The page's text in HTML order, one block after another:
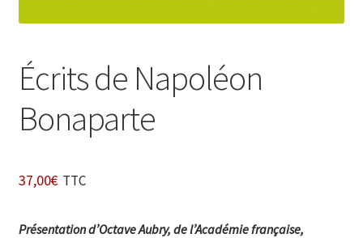
Écrits de Napoléon
Bonaparte
37,00€ TTC
Présentation d’Octave Aubry, de l’Académie fran­çaise,